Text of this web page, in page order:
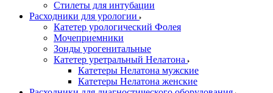
Стилеты для интубации
Расходники для урологии
Катетер урологический Фолея
Мочеприемники
Зонды урогенитальные
Катетер уретральный Нелатона
Катетеры Нелатона мужские
Катетеры Нелатона женские